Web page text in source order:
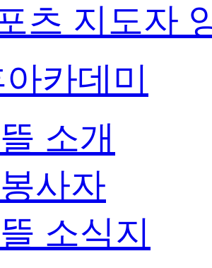
츠 지도자
카데미
소개
사자
소식지